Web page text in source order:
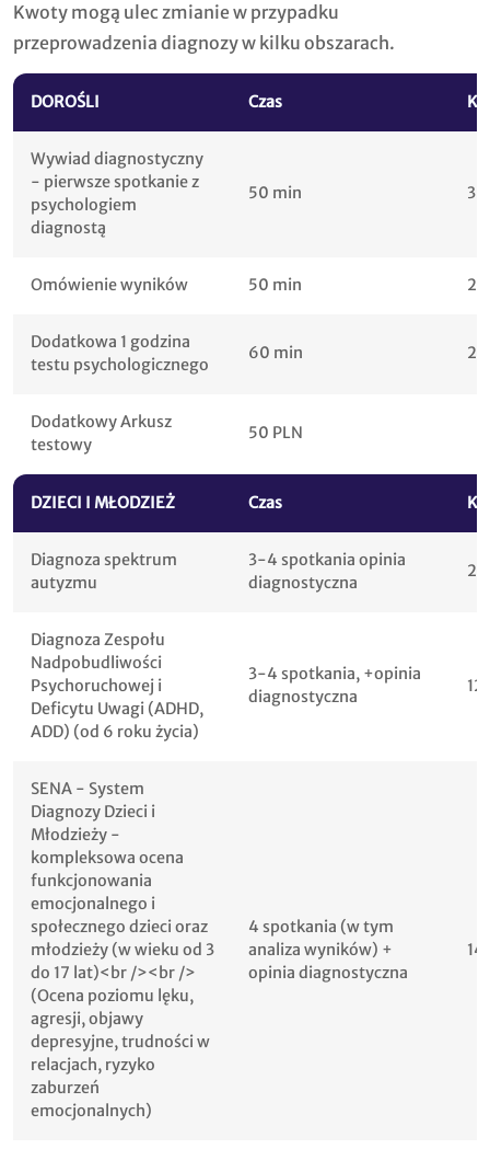
Kwoty mogą ulec zmianie w przypadku
przeprowadzenia diagnozy w kilku obszarach.
DOROŚLI Czas
Wywiad diagnostyczny
- pierwsze spotkanie z
psychologiem
diagnostą
50 min
Omówienie wyników 50 min
Dodatkowa 1 godzina
testu psychologicznego
60 min
Dodatkowy Arkusz
testowy
50 PLN
DZIECI I MŁODZIEŻ Czas
Diagnoza spektrum
autyzmu
3-4 spotkania opinia
diagnostyczna
Diagnoza Zespołu
Nadpobudliwości
Psychoruchowej i
Deficytu Uwagi (ADHD,
ADD) (od 6 roku życia)
3-4 spotkania, +opinia
diagnostyczna
SENA - System
Diagnozy Dzieci i
Młodzieży -
kompleksowa ocena
funkcjonowania
emocjonalnego i
społecznego dzieci oraz
młodzieży (w wieku od 3
do 17 lat)<br /><br />
(Ocena poziomu lęku,
agresji, objawy
depresyjne, trudności w
relacjach, ryzyko
zaburzeń
emocjonalnych)
4 spotkania (w tym
analiza wyników) +
opinia diagnostyczna